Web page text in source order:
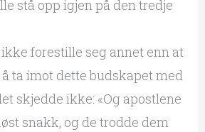
stå opp igjen på den tredje
forestille seg annet enn at
ta imot dette budskapet med
skjedde ikke: «Og apostlene
snakk, og de trodde dem